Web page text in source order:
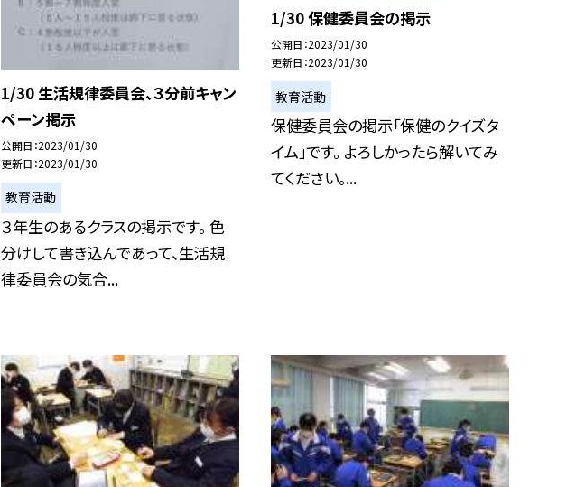
1/30 生活規律委員会、３分前キャン
ペーン掲示
公開日 2023/01/30
更新日 2023/01/30
教育活動
３年生のあるクラスの掲示です。 色
分けして書き込んであって、生活規
律委員会の気合...
1/30 保健委員会の掲示
公開日 2023/01/30
更新日 2023/01/30
教育活動
保健委員会の掲示「保健のクイズタ
イム」です。 よろしかったら解いてみ
てください。...